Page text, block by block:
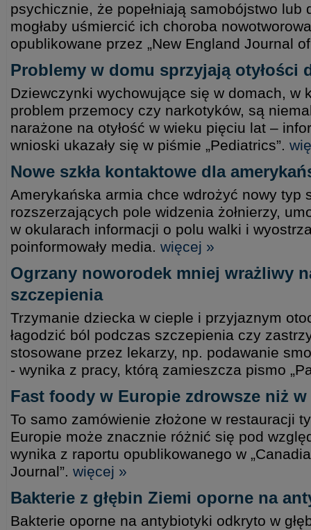
psychicznie, że popełniają samobójstwo lub
mogłaby uśmiercić ich choroba
opublikowane przez „New England Journal
Problemy w domu sprzyjają otyłości
Dziewczynki wychowujące się w domach, w
problem przemocy czy narkotyków, są
narażone na otyłość w wieku pięciu lat –
wnioski ukazały się w piśmie „Pediatrics”.
Nowe szkła kontaktowe dla
Amerykańska armia chce wdrożyć nowy typ
rozszerzających pole widzenia żołnierzy,
w okularach informacji o polu walki i
poinformowały media. więcej »
Ogrzany noworodek mniej wrażliwy
szczepienia
Trzymanie dziecka w cieple i przyjaznym
łagodzić ból podczas szczepienia czy
stosowane przez lekarzy, np. podawanie
- wynika z pracy, którą zamieszcza pismo
Fast foody w Europie zdrowsze niż w
To samo zamówienie złożone w restauracji
Europie może znacznie różnić się pod
wynika z raportu opublikowanego w
Journal”. więcej »
Bakterie z głębin Ziemi oporne na
Bakterie oporne na antybiotyki odkryto w